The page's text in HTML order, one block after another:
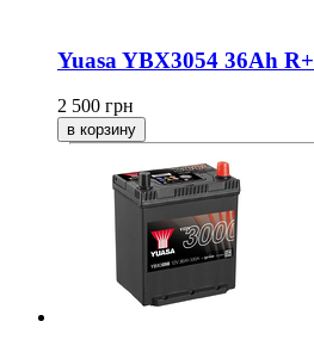
Yuasa YBX3054 36Ah R+
2 500 грн